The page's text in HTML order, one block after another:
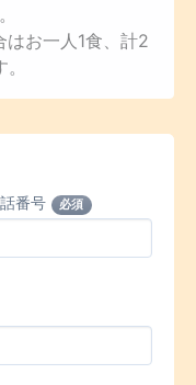
お一人1食、計2
番号 必須